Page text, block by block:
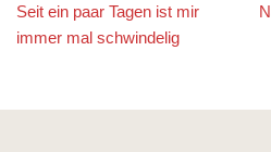
Seit ein paar Tagen ist mir
immer mal schwindelig